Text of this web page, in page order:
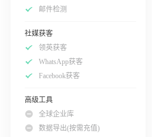
邮件检测
社媒获客
领英获客
WhatsApp获客
Facebook获客
高级工具
全球企业库
数据导出(按需充值)